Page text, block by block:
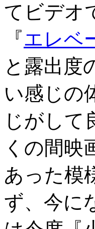
てビデオ
『エレベ
と露出度
い感じの
じがして
くの間映
あった模
ず、今に